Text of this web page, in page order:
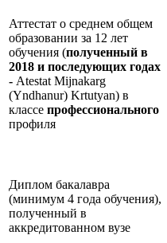
Аттестат о среднем общем
образовании за 12 лет
обучения (полученный в
2018 и последующих годах
- Atestat Mijnakarg
(Yndhanur) Krtutyan) в
классе профессионального
профиля
Диплом бакалавра
(минимум 4 года обучения),
полученный в
аккредитованном вузе